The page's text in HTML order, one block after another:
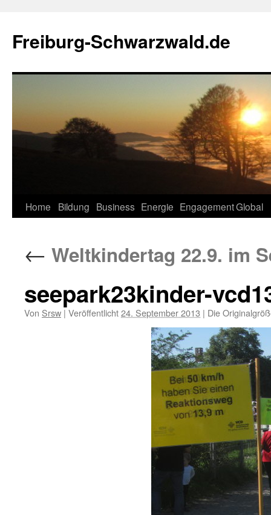
springen
Freiburg-Schwarzwald.de
Home Bildung Business Energie EngagementGlobal
← Weltkindertag 22.9. im
seepark23kinder-
Von Srsw | Veröffentlicht24. September 2013 | Die